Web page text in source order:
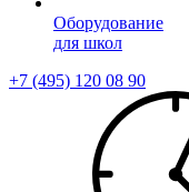
Оборудование
для школ
+7 (495) 120 08 90